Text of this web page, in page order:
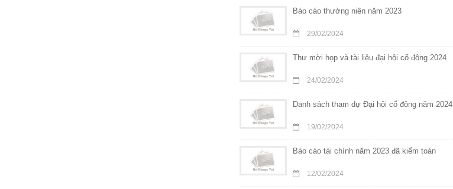
Báo cáo thường niên năm 2023
29/02/2024
Thư mời họp và tài liệu đại hội cổ đông 2024
24/02/2024
Danh sách tham dự Đại hội cổ đông năm 2024
19/02/2024
Báo cáo tài chính năm 2023 đã kiểm toán
12/02/2024